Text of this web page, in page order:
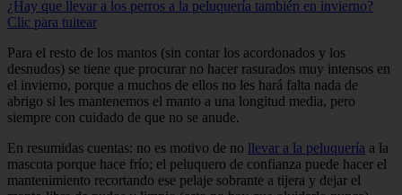
¿Hay que llevar a los perros a la peluquería también en invierno?
Clic para tuitear
Para el resto de los mantos (sin contar los acordonados y los
desnudos) se tiene que procurar no hacer rasurados muy intensos en
el invierno, porque a muchos de ellos no les hará falta nada de
abrigo si les mantene­mos el manto a una longitud media, pero
siempre con cuidado de que no se anude.
En resumidas cuentas: no es motivo de no llevar a la peluquería a la
mascota por­que hace frío; el peluquero de confianza puede hacer el
mantenimiento recortando ese pelaje sobrante a tijera y dejar el